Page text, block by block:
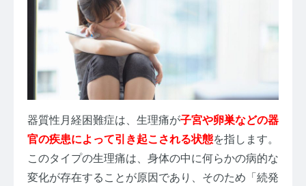
器質性月経困難症は、生理痛が子宮や卵巣などの器
官の疾患によって引き起こされる状態を指します。
このタイプの生理痛は、身体の中に何らかの病的な
変化が存在することが原因であり、そのため「続発